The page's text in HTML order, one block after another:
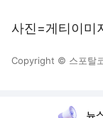
사진=게티이미
Copyright © 스포탈